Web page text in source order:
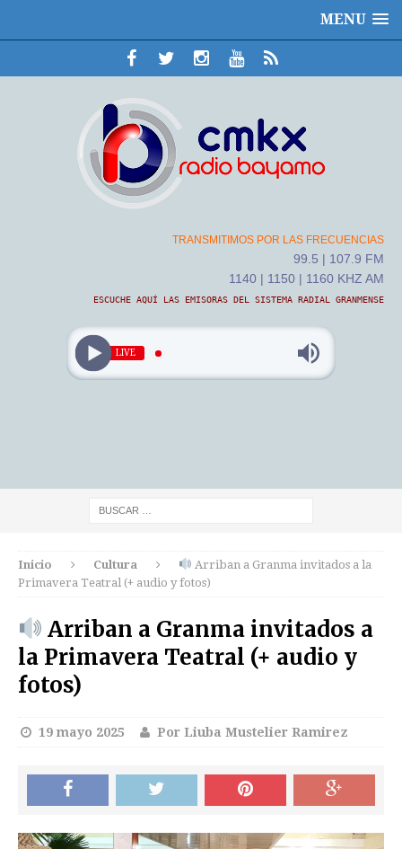
MENU
TRANSMITIMOS POR LAS FRECUENCIAS
99.5 | 107.9 FM
1140 | 1150 | 1160 KHZ AM
ESCUCHE AQUÍ LAS EMISORAS DEL SISTEMA RADIAL GRANMENSE
LIVE
Inicio Cultura
Arriban a Granma invitados a la
Primavera Teatral (+ audio y fotos)
Arriban a Granma invitados a
la Primavera Teatral (+ audio y
fotos)
19 mayo 2025 Por Liuba Mustelier Ramirez